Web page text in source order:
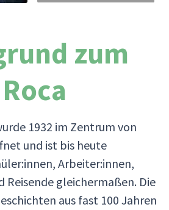
zum
1932 im Zentrum von
und ist bis heute
Arbeiter:innen,
Reisende gleichermaßen. Die
aus fast 100 Jahren